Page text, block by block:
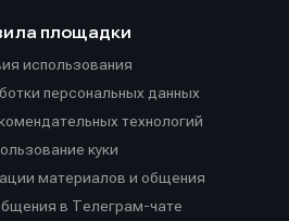
площадки
использования
персональных данных
технологий
куки
материалов и общения
в Телеграм-чате